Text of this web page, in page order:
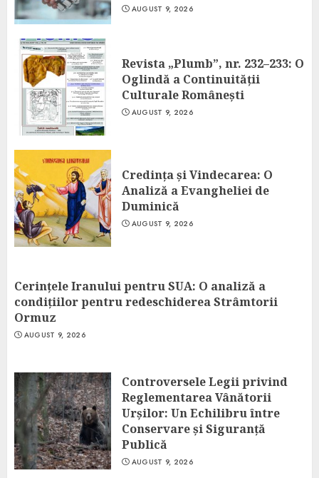
AUGUST 9, 2026
Revista „Plumb”, nr. 232–233: O
Oglindă a Continuității
Culturale Românești
AUGUST 9, 2026
Credința și Vindecarea: O
Analiză a Evangheliei de
Duminică
AUGUST 9, 2026
Cerințele Iranului pentru SUA: O analiză a
condițiilor pentru redeschiderea Strâmtorii
Ormuz
AUGUST 9, 2026
Controversele Legii privind
Reglementarea Vânătorii
Urșilor: Un Echilibru între
Conservare și Siguranță
Publică
AUGUST 9, 2026